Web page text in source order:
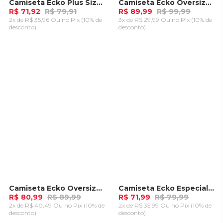
-10%
Camiseta Ecko Plus Size Fashion Basic Preta
R$ 71,92 R$ 79,91
2x de R$ 35,96 Ou no Pix (10% de
desconto)
-10%
Camiseta Ecko Oversize Especial Recortada Preta
R$ 89,99 R$ 99,99
3x de R$ 29,99 Ou no Pix (10% de
desconto)
-10%
Camiseta Ecko Oversize Tajuba Preta
R$ 80,99 R$ 89,99
2x de R$ 40,49 Ou no Pix (10% de
desconto)
-10%Camiseta Ecko Especial Recortada Nauba Preta
R$ 71,99 R$ 79,99
2x de R$ 35,99 Ou no Pix (10% de
desconto)